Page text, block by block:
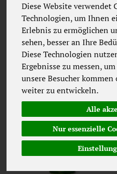
Diese Website verwendet
Technologien, um Ihnen
Erlebnis zu ermöglichen
sehen, besser an Ihre
Diese Technologien
Ergebnisse zu messen,
unsere Besucher
weiter zu entwickeln.
Alle
Nur essenzielle
Hersteller
Allergene